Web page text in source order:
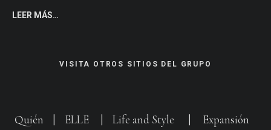
LEER MÁS…
VISITA OTROS SITIOS DEL GRUPO
Quién ELLE Life and Style
Expansión